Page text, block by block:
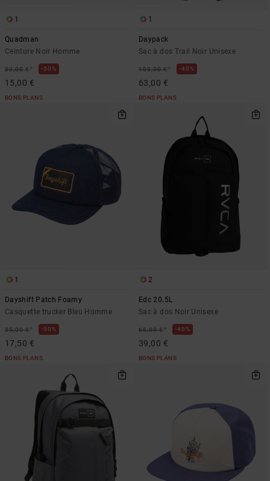
1
Quadman
Ceinture Noir Homme
30,00 €* 50%
15,00 €
BONS PLANS
1
Daypack
Sac à dos Trail Noir Unisexe
105,00 €* 40%
63,00 €
BONS PLANS
1
Dayshift Patch Foamy
Casquette trucker Bleu Homme
35,00 €* 50%
17,50 €
BONS PLANS
2
Edc 20.5L
Sac à dos Noir Unisexe
65,00 €* 40%
39,00 €
BONS PLANS